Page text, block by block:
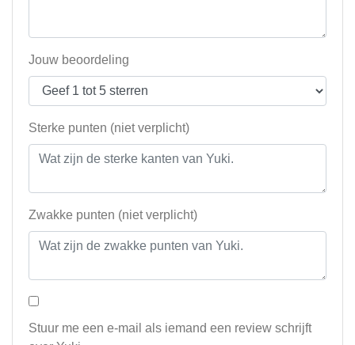
Jouw beoordeling
Sterke punten (niet verplicht)
Zwakke punten (niet verplicht)
Stuur me een e-mail als iemand een review schrijft